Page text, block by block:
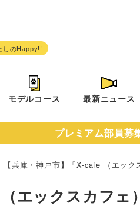
モデルコース 最新ニュース
プレミアム部員募
【兵庫・神戸市】「X-cafe （エック
エックスカフェ